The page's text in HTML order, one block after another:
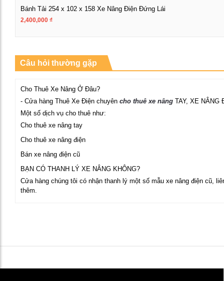
Bánh Tải 254 x 102 x 158 Xe Nâng Điện Đứng Lái
2,400,000 ₫
Câu hỏi thường gặp
Cho Thuê Xe Nâng Ở Đâu?
- Cửa hàng Thuê Xe Điện chuyên cho thuê xe nâng TAY, XE NÂNG
Một số dịch vụ cho thuê như:
Cho thuê xe nâng tay
Cho thuê xe nâng điện
Bán xe nâng điện cũ
BẠN CÓ THANH LÝ XE NÂNG KHÔNG?
Cửa hàng chúng tôi có nhận thanh lý một số mẫu xe nâng điện cũ,
thêm.